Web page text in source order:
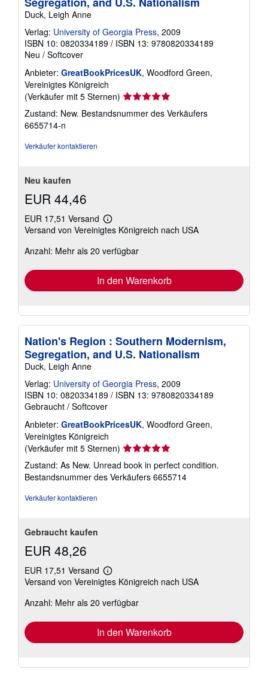
Duck, Leigh Anne
Verlag: University of Georgia Press, 2009
ISBN 10: 0820334189 / ISBN 13: 9780820334189
Neu / Softcover
Anbieter: GreatBookPricesUK, Woodford Green,
Vereinigtes Königreich
(Verkäufer mit 5 Sternen) Verkäuferbewertung
von
Zustand: New. Bestandsnummer des Verkäufers
6655714-n
Verkäufer kontaktieren
Neu kaufen
EUR 44,46
EUR 17,51 Versand
Weitere
Informationen
Versandkosten
Versand von Vereinigtes Königreich nach USA
Anzahl: Mehr als 20 verfügbar
In den Warenkorb
Nation's Region : Southern Modernism,
Segregation, and U.S. Nationalism
Duck, Leigh Anne
Verlag: University of Georgia Press, 2009
ISBN 10: 0820334189 / ISBN 13: 9780820334189
Gebraucht / Softcover
Anbieter: GreatBookPricesUK, Woodford Green,
Vereinigtes Königreich
(Verkäufer mit 5 Sternen) Verkäuferbewertung
5
von
5
Zustand: As New. Unread book in perfect condition.
Bestandsnummer des Verkäufers 6655714
Verkäufer kontaktieren
Gebraucht kaufen
EUR 48,26
EUR 17,51 Versand
Weitere
Informationen
Versandkosten
Versand von Vereinigtes Königreich nach USA
Anzahl: Mehr als 20 verfügbar
In den Warenkorb